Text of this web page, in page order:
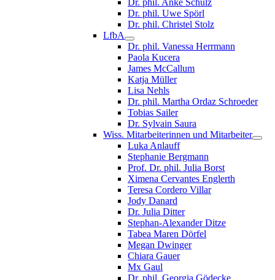
Dr. phil. Uwe Spörl
Dr. phil. Christel Stolz
LfbA
Dr. phil. Vanessa Herrmann
Paola Kucera
James McCallum
Katja Müller
Lisa Nehls
Dr. phil. Martha Ordaz Schroeder
Tobias Sailer
Dr. Sylvain Saura
Wiss. Mitarbeiterinnen und Mitarbeiter
Luka Anlauff
Stephanie Bergmann
Prof. Dr. phil. Julia Borst
Ximena Cervantes Englerth
Teresa Cordero Villar
Jody Danard
Dr. Julia Ditter
Stephan-Alexander Ditze
Tabea Maren Dörfel
Megan Dwinger
Chiara Gauer
Mx Gaul
Dr. phil. Georgia Gödecke